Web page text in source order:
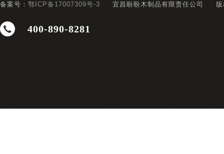
备案号： 鄂ICP备17007309号-3 宜昌盼盼木制品有限责任公司
400-890-8281